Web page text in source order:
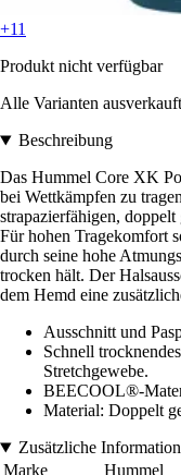
+11
Produkt nicht verfügbar
Alle Varianten ausverkauft
Beschreibung
Das Hummel Core XK
bei Wettkämpfen zu
strapazierfähigen,
Für hohen Tragekomfort
durch seine hohe
trocken hält. Der
dem Hemd eine
Ausschnitt und
Schnell
Stretchgewebe.
BEECOOL®-
Material: Doppelt
Zusätzliche
Marke
Hummel